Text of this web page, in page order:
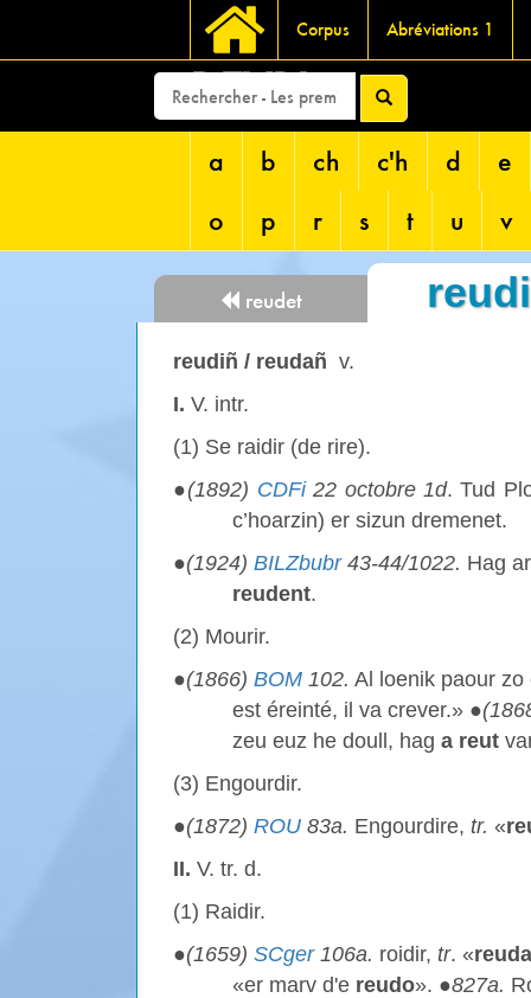
Corpus Abréviations 1
DEVRI
a b ch c'h d
e
o
p r s t u v
reudet
reudiñ / reudañ v.
I. V. intr.
(1) Se raidir (de rire).
●(1892) CDFi22 octobre 1d. Tud
c’hoarzin) er sizun dremenet.
●(1924) BILZbubr43-44/1022. Hag
reudent.
(2) Mourir.
●(1866) BOM 102. Al loenik paour
est éreinté, il va crever.» ●
zeu euz he doull, hag a reut
(3) Engourdir.
●(1872) ROU 83a. Engourdire, tr. «
II. V. tr. d.
(1) Raidir.
●(1659) SCger106a. roidir, tr. «reuda
«er marv d'e reudo». ●827a.